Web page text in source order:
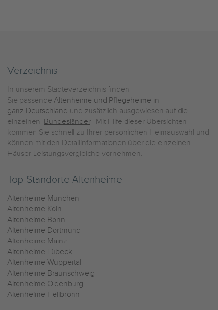
Verzeichnis
In unserem Städteverzeichnis finden
Sie passende Altenheime und Pflegeheime in
ganz Deutschland und zusätzlich ausgewiesen auf die
einzelnen Bundesländer. Mit Hilfe dieser Übersichten
kommen Sie schnell zu Ihrer persönlichen Heimauswahl und
können mit den Detailinformationen über die einzelnen
Häuser Leistungsvergleiche vornehmen.
Top-Standorte Altenheime
Altenheime München
Altenheime Köln
Altenheime Bonn
Altenheime Dortmund
Altenheime Mainz
Altenheime Lübeck
Altenheime Wuppertal
Altenheime Braunschweig
Altenheime Oldenburg
Altenheime Heilbronn